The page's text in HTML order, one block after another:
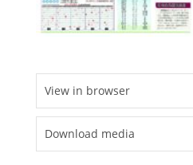
View in browser
Download media